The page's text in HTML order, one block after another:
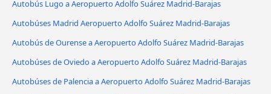
Autobús Lugo a Aeropuerto Adolfo Suárez Madrid-Barajas
Autobúses Madrid Aeropuerto Adolfo Suárez Madrid-Barajas
Autobús de Ourense a Aeropuerto Adolfo Suárez Madrid-Barajas
Autobúses de Oviedo a Aeropuerto Adolfo Suárez Madrid-Barajas
Autobúses de Palencia a Aeropuerto Adolfo Suárez Madrid-Barajas